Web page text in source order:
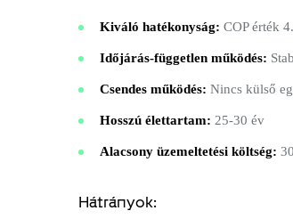
Kiváló hatékonyság: COP érték
Időjárás-független működés:
Csendes működés: Nincs külső
Hosszú élettartam: 25-30 év
Alacsony üzemeltetési költség:
Hátrányok: